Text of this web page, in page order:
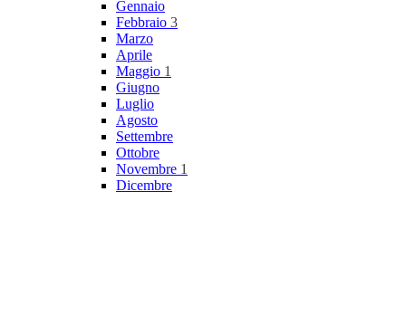
Gennaio
Febbraio 3
Marzo
Aprile
Maggio 1
Giugno
Luglio
Agosto
Settembre
Ottobre
Novembre 1
Dicembre